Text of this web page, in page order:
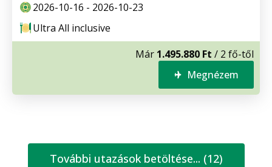
2026-10-16 - 2026-10-23
Ultra All inclusive
Már 1.495.880 Ft / 2 fő-től
Megnézem
További utazások betöltése... (12)